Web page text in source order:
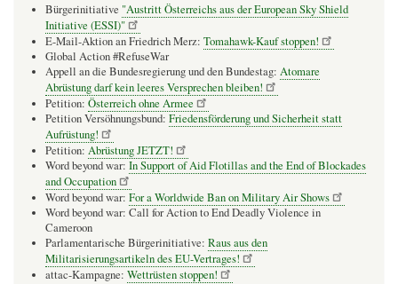
Bürgerinitiative "Austritt Österreichs aus der European Sky Shield
Initiative (ESSI)"
E-Mail-Aktion an Friedrich Merz: Tomahawk-Kauf stoppen!
Global Action #RefuseWar
Appell an die Bundesregierung und den Bundestag: Atomare
Abrüstung darf kein leeres Versprechen bleiben!
Petition: Österreich ohne Armee
Petition Versöhnungsbund: Friedensförderung und Sicherheit statt
Aufrüstung!
Petition: Abrüstung JETZT!
Word beyond war: In Support of Aid Flotillas and the End of Blockades
and Occupation
Word beyond war: For a Worldwide Ban on Military Air Shows
Word beyond war: Call for Action to End Deadly Violence in
Cameroon
Parlamentarische Bürgerinitiative: Raus aus den
Militarisierungsartikeln des EU-Vertrages!
attac-Kampagne: Wettrüsten stoppen!